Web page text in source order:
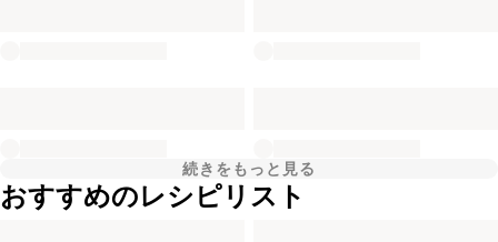
続きをもっと見る
おすすめのレシピリスト